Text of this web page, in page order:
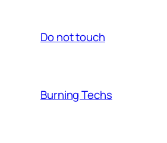
Do not touch
Burning Techs